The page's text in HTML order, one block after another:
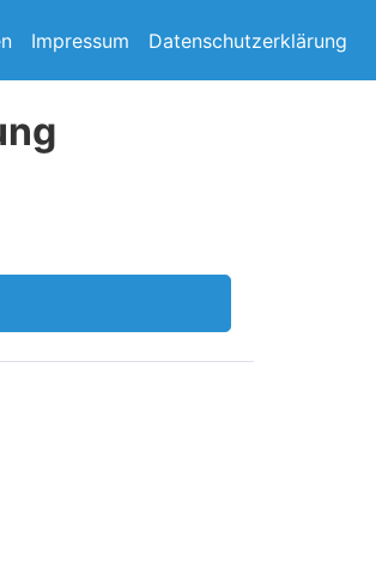
Impressum Datenschutzerklärung